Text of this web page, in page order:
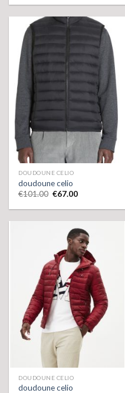
DOUDOUNE CELIO
doudoune celio
€101.00 €67.00
DOUDOUNE CELIO
doudoune celio